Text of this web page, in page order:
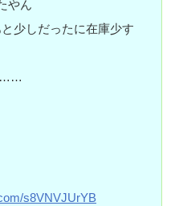
やん
少しだったに在庫少す
……
s8VNVJUrYB